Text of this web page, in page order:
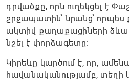
դրվածքը, որն ուղեկցել է
շրջապատին՝ նրանց՝
ակտիվ քաղաքացիների
նշել է փորձագետը։
Կիրեևը կարծում է, որ,
հավանականությամբ, տեղի